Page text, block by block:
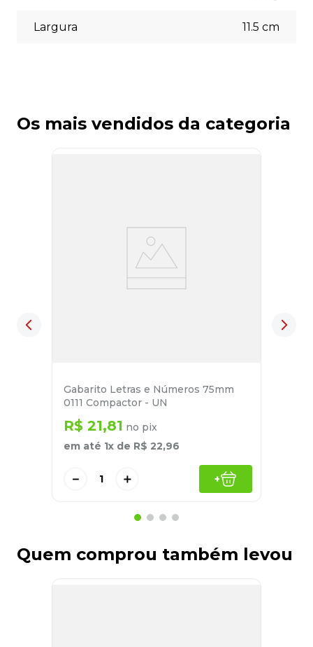
Largura 11.5 cm
Os mais vendidos da categoria
Gabarito Letras e Números 75mm
0111 Compactor - UN
R$ 21,81 no pix
em até 1x de R$ 22,96
＋
－ +
Quem comprou também levou